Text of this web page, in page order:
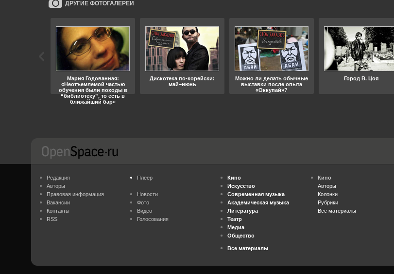
ДРУГИЕ ФОТОГАЛЕРЕИ
Мария Годованная:
«Неотъемлемой частью
обучения были походы в
“библиотеку”, то есть в
ближайший бар»
Дискотека по-корейски:
май–июнь
Можно ли делать обычные
выставки после опыта
«Оккупай»?
Город В. Цоя
Редакция
Авторы
Правовая информация
Вакансии
Контакты
RSS
Плеер
Новости
Фото
Видео
Голосования
Кино
Искусство
Современная музыка
Академическая музыка
Литература
Театр
Медиа
Общество
Все материалы
Кино
Авторы
Колонки
Рубрики
Все материалы